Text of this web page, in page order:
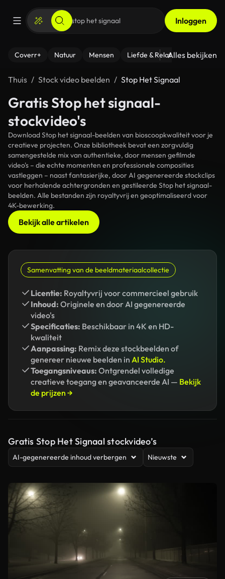
Inloggen
Coverr+ Natuur Mensen Liefde & Relaties - Fitness
Alles bekijken
Thuis Stock video beelden Stop Het Signaal
Gratis Stop het signaal-
stockvideo's
Download Stop het signaal-beelden van bioscoopkwaliteit voor je
creatieve projecten. Onze bibliotheek bevat een zorgvuldig
samengestelde mix van authentieke, door mensen gefilmde
video's – die echte momenten en professionele composities
vastleggen – naast fantasierijke, door AI gegenereerde stockclips
voor herhalende achtergronden en gestileerde Stop het signaal-
beelden. Alle bestanden zijn royaltyvrij en geoptimaliseerd voor
4K-bewerking.
Bekijk alle artikelen
Samenvatting van de beeldmateriaalcollectie
Licentie: Royaltyvrij voor commercieel gebruik
Inhoud: Originele en door AI gegenereerde
video's
Specificaties: Beschikbaar in 4K en HD-
kwaliteit
Aanpassing: Remix deze stockbeelden of
genereer nieuwe beelden in AI Studio.
Toegangsniveaus: Ontgrendel volledige
creatieve toegang en geavanceerde AI — Bekijk
de prijzen →
Gratis Stop Het Signaal stockvideo’s
AI-gegenereerde inhoud verbergen Nieuwste